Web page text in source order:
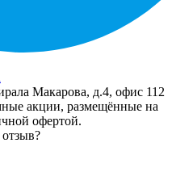
Макарова, д.4, офис 112
акции, размещённые на
офертой.